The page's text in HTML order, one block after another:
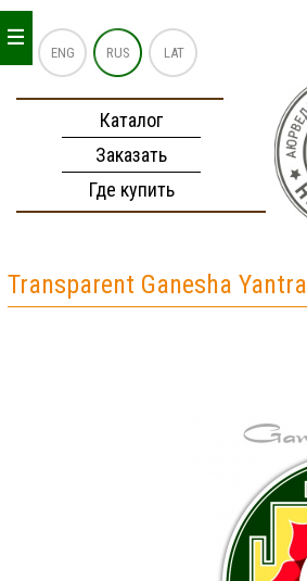
ENG RUS LAT
Каталог
Заказать
Где купить
_
_
_
Transparent Ganesha Yantra